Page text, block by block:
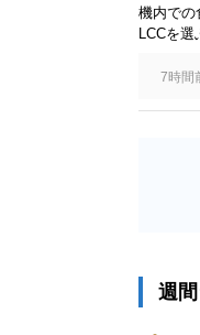
機内での
LCCを選
7時間
週